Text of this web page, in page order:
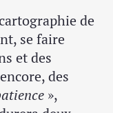
de
se faire
et des
des
»,